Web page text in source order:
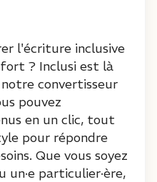
l'écriture inclusive
? Inclusi est là
convertisseur
pouvez
en un clic, tout
pour répondre
Que vous soyez
un·e particulier·ère,